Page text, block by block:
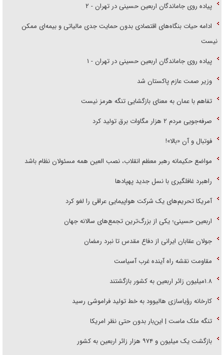
پیاده روی جاماندگان اربعین حسینی در تهران - ۲
ادامه حیات بنگاه‌های اقتصادی بدون حمایت جدی مالیاتی و بیمه‌ای ممکن
نیست
پیاده روی جاماندگان اربعین حسینی در تهران - ۱
وزیر صمت عازم پاکستان شد
تفاهم با عمان به معنای بازگشایی تنگه هرمز نیست
صرفه‌جویی مردم ۲ هزار مگاوات برق تولید کرد
فوتبال و آن «بالا»!
مواضع حکیمانه رهبر معظم انقلاب، نصب العین همه مسئولان نظام باشد
راهبرد غافلگیری با نسل جدید پهپاد‌ها
آمریکا تحریم‌های یک شرکت هواپیمایی عراقی را لغو کرد
اربعین حسینی؛ یکی از بزرگ‌ترین تجمع‌های سالانه جهان
جولان عقابان ایرانی از دفاع مقدس تا نبرد رمضان
مقاومت نقشه راه آینده غرب آسیاست
۱.۸میلیون زائر اربعین به کشور بازگشتند
کارخانه رؤیاسازی هالیوود به خط تولید فراموشی رسید
تنگه ملک ماست | این‌بار بدون حتی نظر امریکا
بازگشت یک میلیون و ۹۷۴ هزار زائر اربعین به کشور